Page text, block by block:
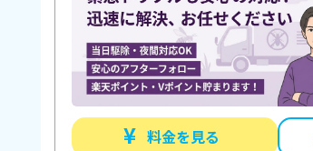
¥ 料金を見る